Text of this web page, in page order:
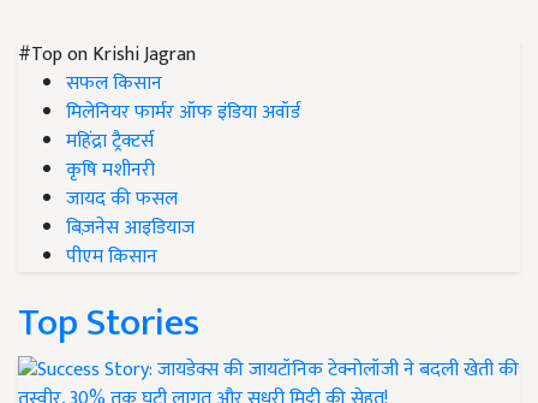
#Top on Krishi Jagran
सफल किसान
मिलेनियर फार्मर ऑफ इंडिया अवॉर्ड
महिंद्रा ट्रैक्टर्स
कृषि मशीनरी
जायद की फसल
बिज़नेस आइडियाज
पीएम किसान
Top Stories